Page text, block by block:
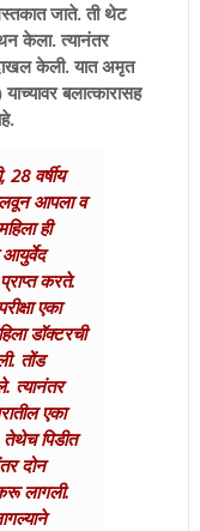
जाते. ती थेट
केला. त्यानंतर
केली. यात अमृत
बलात्कारासह
28 वर्षीय
आपला व
ही
करते.
एका
डॉक्टरची
तोंड
त्यानंतर
एका
तेथेच पिडीत
दोन
लागली.